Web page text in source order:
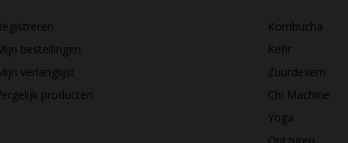
bestellingen
verlanglijst
producten
Kombucha
Kefir
Zuurdesem
Chi Machine
Yoga